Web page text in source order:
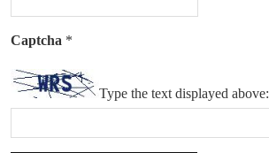
Captcha *
Type the text displayed above: